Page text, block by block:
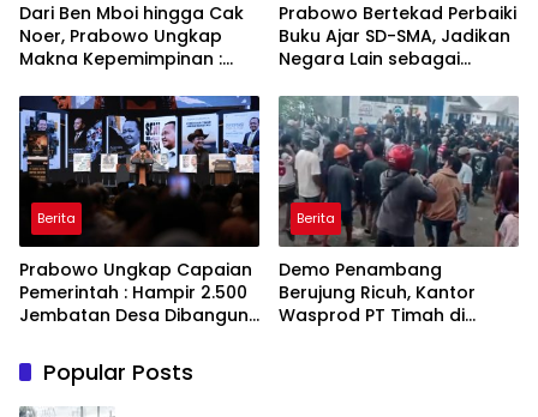
Dari Ben Mboi hingga Cak
Noer, Prabowo Ungkap
Makna Kepemimpinan :
Gunakan Akal Sehat
Prabowo Bertekad Perbaiki
Buku Ajar SD-SMA, Jadikan
Negara Lain sebagai
Berita
Prabowo Ungkap Capaian
Pemerintah : Hampir 2.500
Jembatan Desa Dibangun,
Ditargetkan Direvitalisasi
Berita
Demo Penambang
Berujung Ricuh, Kantor
Wasprod PT Timah di
Popular Posts